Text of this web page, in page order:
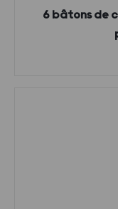
6 bâtons de